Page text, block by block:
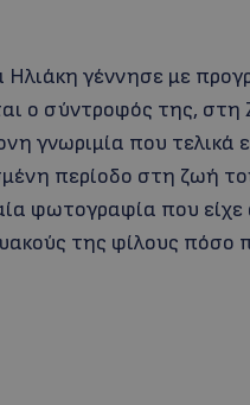
γέννησε με
ο σύντροφός της, στη
γνωριμία που τελικά
περίοδο στη ζωή
φωτογραφία που είχε
της φίλους